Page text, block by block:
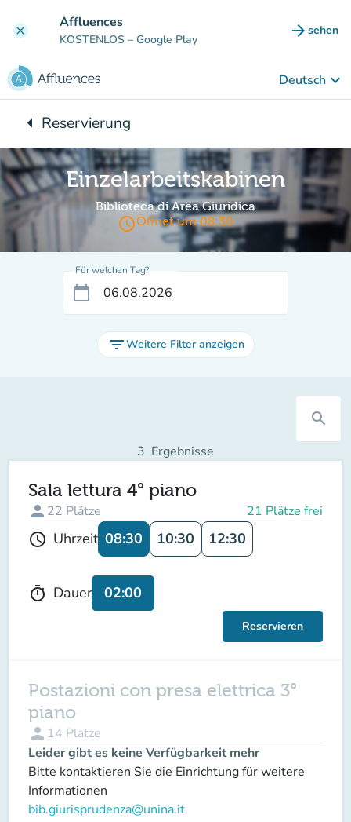
clear Affluences
KOSTENLOS – Google Play arrow_forward sehen
(new
Deutsch keyboard_arrow_down
arrow_leftZurück zu:
Reservierung
Einzelarbeitskabinen
Biblioteca di Area Giuridica
access_timeÖffnet um 08:30
Für welchen Tag?
calendar_today
filter_listWeitere Filter anzeigen
search
3 Ergebnisse
Sala lettura 4° piano
person 22 Plätze 21 Plätze frei
schedule Uhrzeit 08:30 10:30 12:30
timer Dauer 02:00
Reservieren
Postazioni con presa elettrica 3°
piano
person 14 Plätze
Leider gibt es keine Verfügbarkeit mehr
Bitte kontaktieren Sie die Einrichtung für weitere
Informationen
bib.giurisprudenza@unina.it